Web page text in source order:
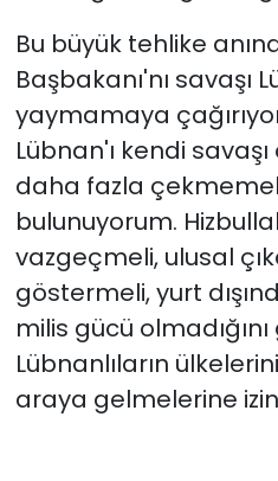
Bu büyük tehlike
Başbakanı'nı savaşı
yaymamaya
Lübnan'ı kendi
daha fazla
bulunuyorum.
vazgeçmeli, ulusal
göstermeli, yurt
milis gücü
Lübnanlıların
araya gelmelerine